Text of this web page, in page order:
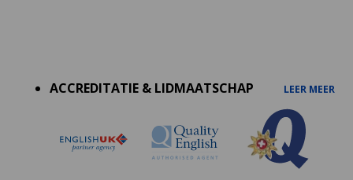
ACCREDITATIE & LIDMAATSCHAP
LEER MEER